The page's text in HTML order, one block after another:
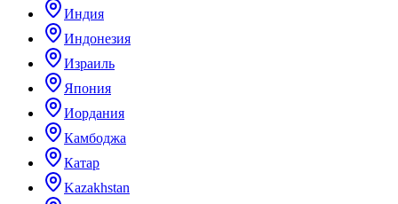
Индия
Индонезия
Израиль
Япония
Иордания
Камбоджа
Катар
Kazakhstan